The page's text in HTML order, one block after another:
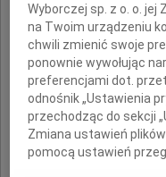
Wyborczej sp. z o. o. jej
na Twoim urządzeniu
chwili zmienić swoje
ponownie wywołując
preferencjami dot.
odnośnik „Ustawienia
przechodząc do sekcji
Zmiana ustawień
pomocą ustawień